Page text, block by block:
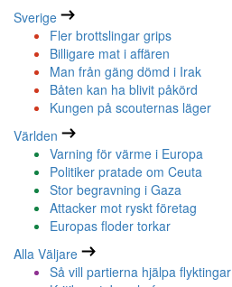
Sverige
Fler brottslingar grips
Billigare mat i affären
Man från gäng dömd i Irak
Båten kan ha blivit påkörd
Kungen på scouternas läger
Världen
Varning för värme i Europa
Politiker pratade om Ceuta
Stor begravning i Gaza
Attacker mot ryskt företag
Europas floder torkar
Alla Väljare
Så vill partierna hjälpa flyktingar